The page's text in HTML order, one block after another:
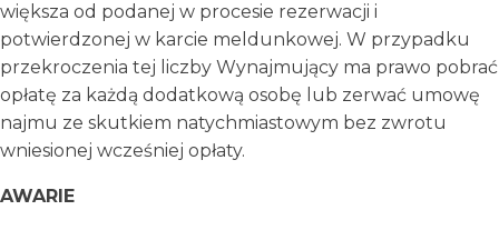
większa od podanej w procesie rezerwacji i
potwierdzonej w karcie meldunkowej. W przypadku
przekroczenia tej liczby Wynajmujący ma prawo pobrać
opłatę za każdą dodatkową osobę lub zerwać umowę
najmu ze skutkiem natychmiastowym bez zwrotu
wniesionej wcześniej opłaty.
AWARIE